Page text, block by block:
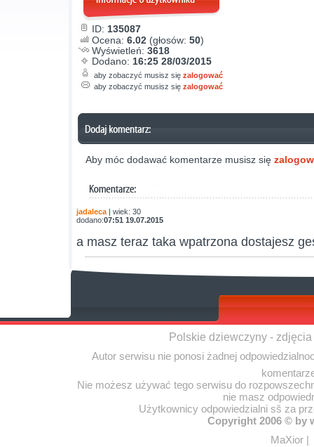
ID: 135087
Ocena: 6.02 (głosów: 50)
Wyświetleń: 3618
Dodano: 16:25 28/03/2015
aby zobaczyć musisz się zalogować
aby zobaczyć musisz się zalogować
Aby móc dodawać komentarze musisz się
jadaleca | wiek: 30
dodano:07:51 19.07.2015
a masz teraz taka wpatrzona dostajesz
Polskie dziewczyny -
Autor serwisu nie ponosi żadnej
Nie możesz używać tego serwisu do
nie masz
Użytkownicy odpowiedzialni sš za
Copyright 2006 © by
MaXior |